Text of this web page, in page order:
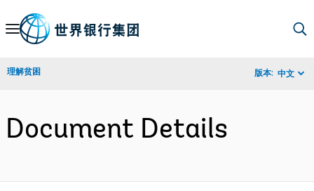
Skip
Navigation
理解贫困 版本: 中文
Document Details